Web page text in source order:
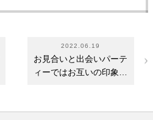
2022.06.19
お見合いと出会いパーテ
ィーではお互いの印象が